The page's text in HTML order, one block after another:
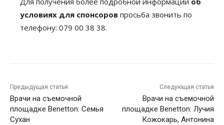
условиях для спонсоров просьба звонить по
телефону: 079 00 38 38.
Предыдущая статья
Врачи на съемочной
площадке Benetton: Семья
Сухан
Следующая статья
Врачи на съемочной
площадке Benetton: Лучия
Кожокарь, Антонина